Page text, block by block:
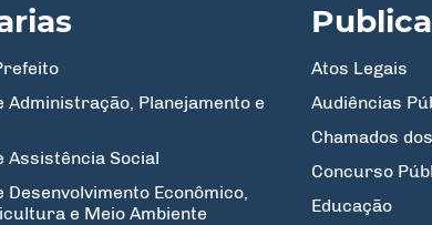
Administração, Planejamento e
Assistência Social
Econômico,
e Meio Ambiente
Atos Legais
Audiências
Chamados
Concurso
Educação